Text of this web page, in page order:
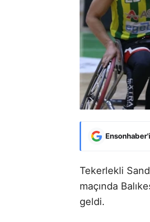
Ensonhaber'i
Tekerlekli
maçında
geldi.